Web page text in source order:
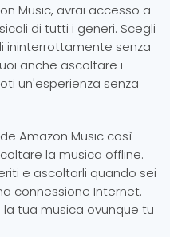
Music, avrai accesso a
di tutti i generi. Scegli
ininterrottamente senza
anche ascoltare i
un'esperienza senza
Amazon Music così
la musica offline.
e ascoltarli quando sei
connessione Internet.
tua musica ovunque tu